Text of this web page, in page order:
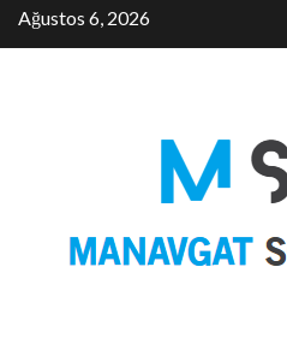
SkipAğustos 6, 2026